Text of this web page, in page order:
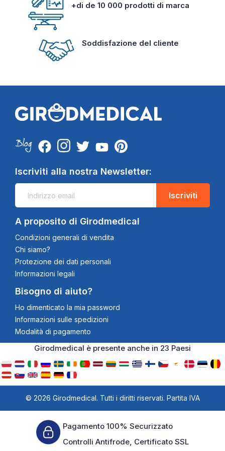
+di de 10 000 prodotti di marca
Soddisfazione del cliente
Iscriviti alla nostra Newsletter:
Iscriviti
A proposito di Girodmedical
Condizioni generali di vendita
Chi siamo?
Protezione dei dati personali
Informazioni legali
Bisogno di aiuto?
Ho dimenticato la mia password
Informazioni sulle spedizioni
Modalità di pagamento
Girodmedical è presente anche in 23 Paesi
© 2026 Girodmedical. Tutti i diritti riservati. Partita IVA
00344269998
Pagamento 100% Securizzato
Controlli Antifrode, Certificato SSL